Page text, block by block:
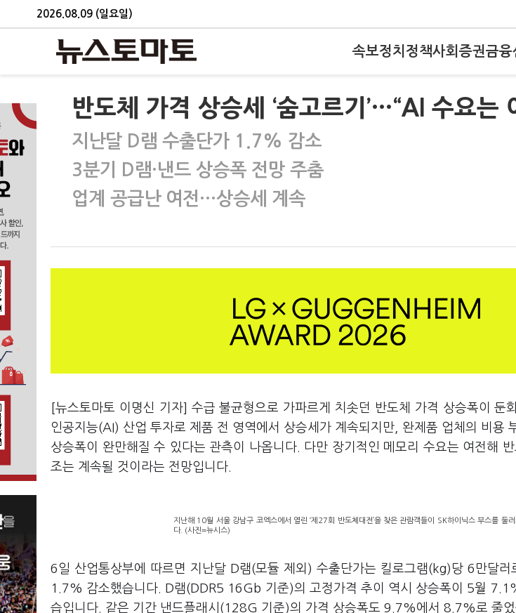
2026.08.09 (일요일)
속보정치 정책사회 증권금융
반도체 가격 상승세 ‘숨고르기’…“AI 수요는
지난달 D램 수출단가 1.7% 감소
3분기 D램·낸드 상승폭 전망 주춤
업계 공급난 여전…상승세 계속
[뉴스토마토 이명신 기자] 수급 불균형으로 가파르게 치솟던 반도체 가격 상승폭이 둔
인공지능(AI) 산업 투자로 제품 전 영역에서 상승세가 계속되지만, 완제품 업체의 비용
상승폭이 완만해질 수 있다는 관측이 나옵니다. 다만 장기적인 메모리 수요는 여전해
조는 계속될 것이라는 전망입니다.
지난해 10월 서울 강남구 코엑스에서 열린 ‘제27회 반도체대전’을 찾은 관람객들이 SK하이닉스 부스를 둘러
다. (사진=뉴시스)
6일 산업통상부에 따르면 지난달 D램(모듈 제외) 수출단가는 킬로그램(kg)당 6만달러
1.7% 감소했습니다. D램(DDR5 16Gb 기준)의 고정가격 추이 역시 상승폭이 5월
습입니다. 같은 기간 낸드플래시(128G 기준)의 가격 상승폭도 9.7%에서 8.7%로 줄었